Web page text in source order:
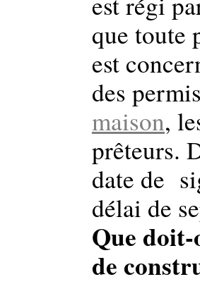
que toute
est
des
maison,
prêteurs.
date de
délai de
Que
de